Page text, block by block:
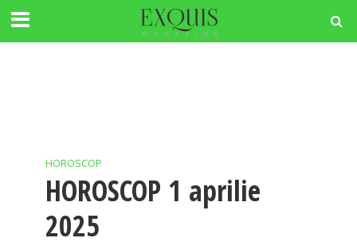
HOROSCOP
HOROSCOP 1 aprilie
2025